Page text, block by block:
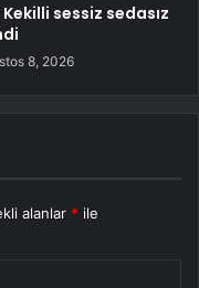
sessiz sedasız
8, 2026
alanlar * ile